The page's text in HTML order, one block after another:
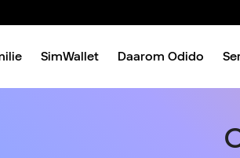
SimWallet Daarom Odido